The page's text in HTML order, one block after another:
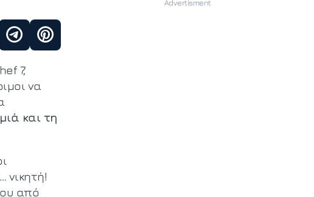
7,
να
και τη
νικητή!
από